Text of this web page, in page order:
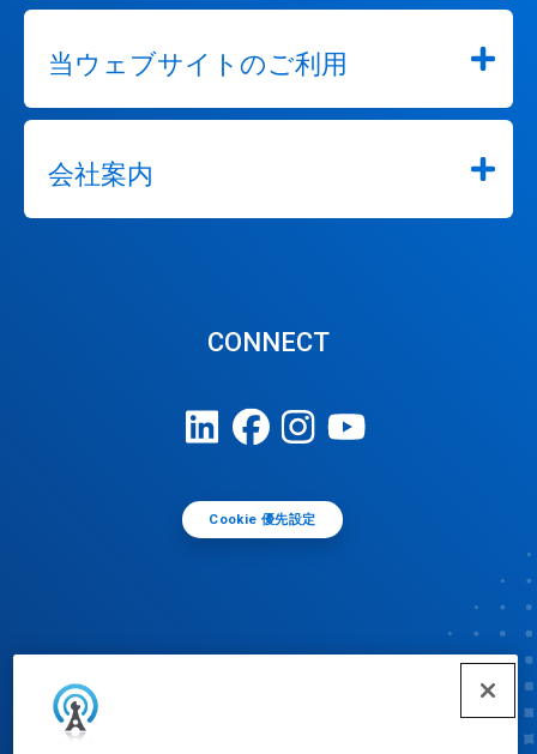
当ウェブサイトのご利用
会社案内
CONNECT
Cookie 優先設定